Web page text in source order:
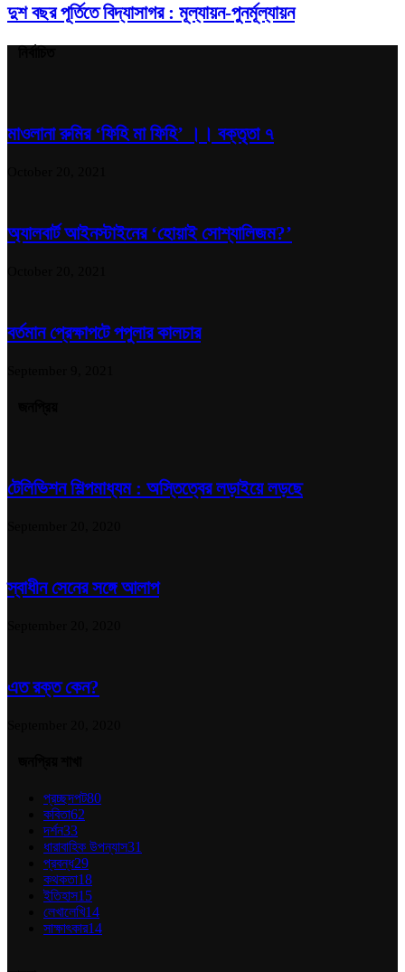
দুশ বছর পূর্তিতে বিদ্যাসাগর : মূল্যায়ন-পুনর্মূল্যায়ন
মাওলানা রুমির ‘ফিহি মা ফিহি’ ।। বক্তৃতা ৭
অ্যালবার্ট আইনস্টাইনের ‘হোয়াই সোশ্যালিজম?’
বর্তমান প্রেক্ষাপটে পপুলার কালচার
টেলিভিশন শিল্পমাধ্যম : অস্তিত্বের লড়াইয়ে লড়ছে
স্বাধীন সেনের সঙ্গে আলাপ
এত রক্ত কেন?
প্রচ্ছদপট80
কবিতা62
দর্শন33
ধারাবাহিক উপন্যাস31
প্রবন্ধ29
কথকতা18
ইতিহাস15
লেখালেখি14
সাক্ষাৎকার14